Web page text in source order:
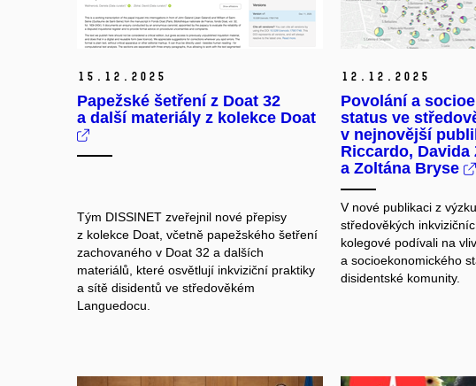
15. 12. 2025
Papežské šetření z Doat 32
a další materiály z kolekce Doat
Tým DISSINET zveřejnil nové přepisy
z kolekce Doat, včetně papežského šetření
zachovaného v Doat 32 a dalších
materiálů, které osvětlují inkviziční praktiky
a sítě disidentů ve středověkém
Languedocu.
12. 12. 2025
Povolání a
status ve
v nejnovější
Riccardo, Davida
a Zoltána Bryse
V nové publikaci z
středověkých
kolegové podívali na
a socioekonomického
disidentské komunity.